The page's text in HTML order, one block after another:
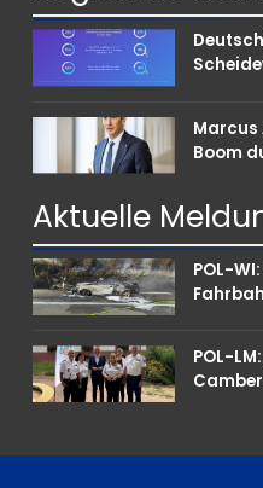
Marcus
Boom
Aktuelle
POL-
POL-